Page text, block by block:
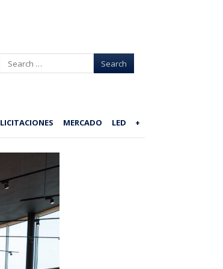
Search
LICITACIONES MERCADO LED +